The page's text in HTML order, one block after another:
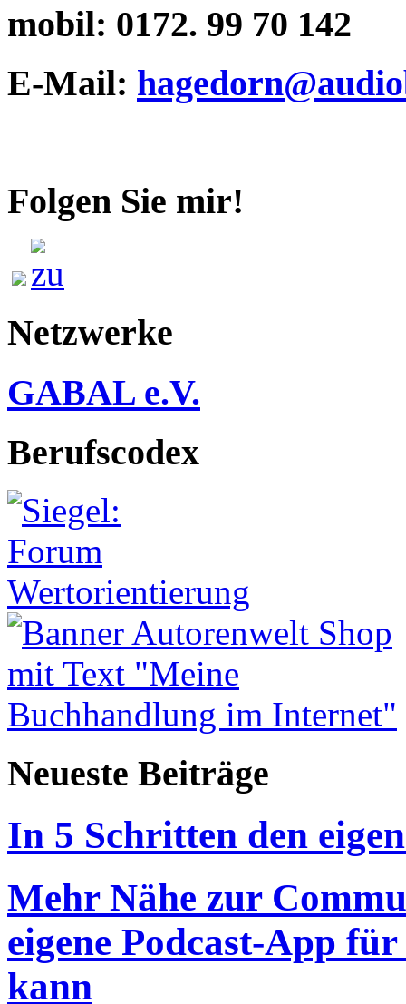
mobil: 0172. 99 70 142
E-Mail:
Folgen Sie mir!
Netzwerke
GABAL e.V.
Berufscodex
Neueste Beiträge
In 5 Schritten den
Mehr Nähe zur
eigene Podcast-App
kann